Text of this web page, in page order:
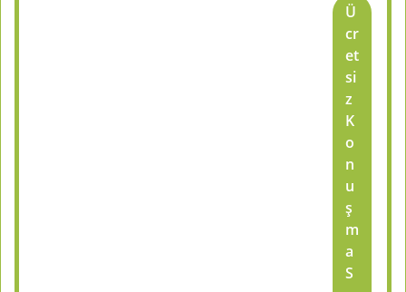
Ü
cr
et
si
z
K
o
n
u
ş
m
a
S